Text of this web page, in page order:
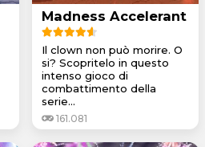
Madness Accelerant
Il clown non può morire. O
si? Scopritelo in questo
intenso gioco di
combattimento della
serie...
161.081